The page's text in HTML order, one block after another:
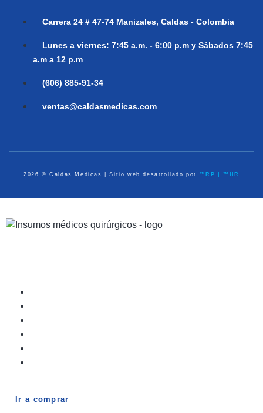
Carrera 24 # 47-74 Manizales, Caldas - Colombia
Lunes a viernes: 7:45 a.m. - 6:00 p.m y Sábados 7:45
a.m a 12 p.m
(606) 885-91-34
ventas@caldasmedicas.com
2026 © Caldas Médicas | Sitio web desarrollado por ™RP | ™HR
Ir a comprar